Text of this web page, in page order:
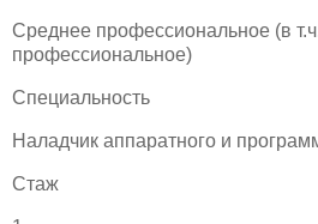
Среднее профессиональное (в
профессиональное)
Специальность
Наладчик аппаратного и
Стаж